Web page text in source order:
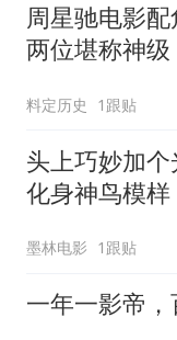
周星驰电影
两位堪称神级
料定历史 1跟贴
头上巧妙加
化身神鸟模样
墨林电影 1跟贴
一年一影帝